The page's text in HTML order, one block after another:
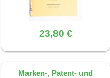
23,80 €
Marken-, Patent- und